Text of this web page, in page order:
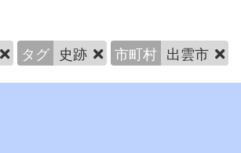
タグ 史跡 市町村 出雲市